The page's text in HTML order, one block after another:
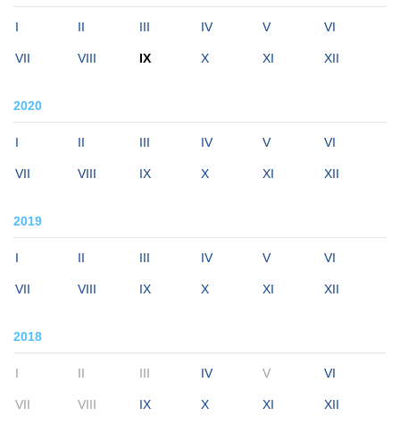
I II III IV V VI
VII VIII IX X XI XII
2020
I II III IV V VI
VII VIII IX X XI XII
2019
I II III IV V VI
VII VIII IX X XI XII
2018
I II III IV V VI
VII VIII IX X XI XII